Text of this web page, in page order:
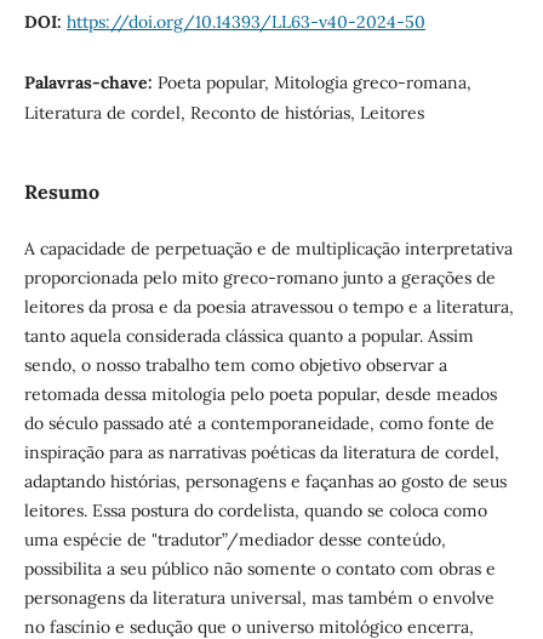
DOI: https://doi.org/10.14393/LL63-v40-2024-50
Palavras-chave: Poeta popular, Mitologia greco-romana,
Literatura de cordel, Reconto de histórias, Leitores
Resumo
A capacidade de perpetuação e de multiplicação interpretativa
proporcionada pelo mito greco-romano junto a gerações de
leitores da prosa e da poesia atravessou o tempo e a literatura,
tanto aquela considerada clássica quanto a popular. Assim
sendo, o nosso trabalho tem como objetivo observar a
retomada dessa mitologia pelo poeta popular, desde meados
do século passado até a contemporaneidade, como fonte de
inspiração para as narrativas poéticas da literatura de cordel,
adaptando histórias, personagens e façanhas ao gosto de seus
leitores. Essa postura do cordelista, quando se coloca como
uma espécie de "tradutor”/mediador desse conteúdo,
possibilita a seu público não somente o contato com obras e
personagens da literatura universal, mas também o envolve
no fascínio e sedução que o universo mitológico encerra,